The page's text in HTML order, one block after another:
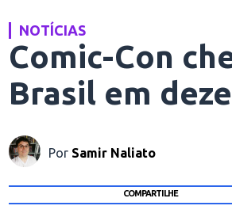
NOTÍCIAS
Comic-Con
Brasil em
Por Samir Naliato
COMPARTILHE